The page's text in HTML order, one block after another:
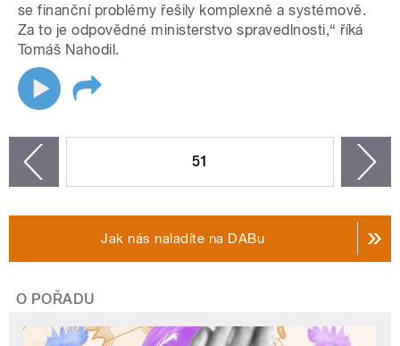
se finanční problémy řešily komplexně a systémově.
Za to je odpovědné ministerstvo spravedlnosti,“ říká
Tomáš Nahodil.
51
Jak nás naladíte na DABu
O POŘADU